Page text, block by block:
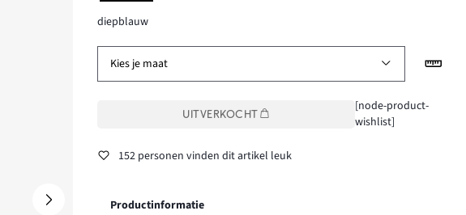
diepblauw
Kies je maat
UITVERKOCHT
[node-product-
wishlist]
152 personen vinden dit artikel leuk
Productinformatie